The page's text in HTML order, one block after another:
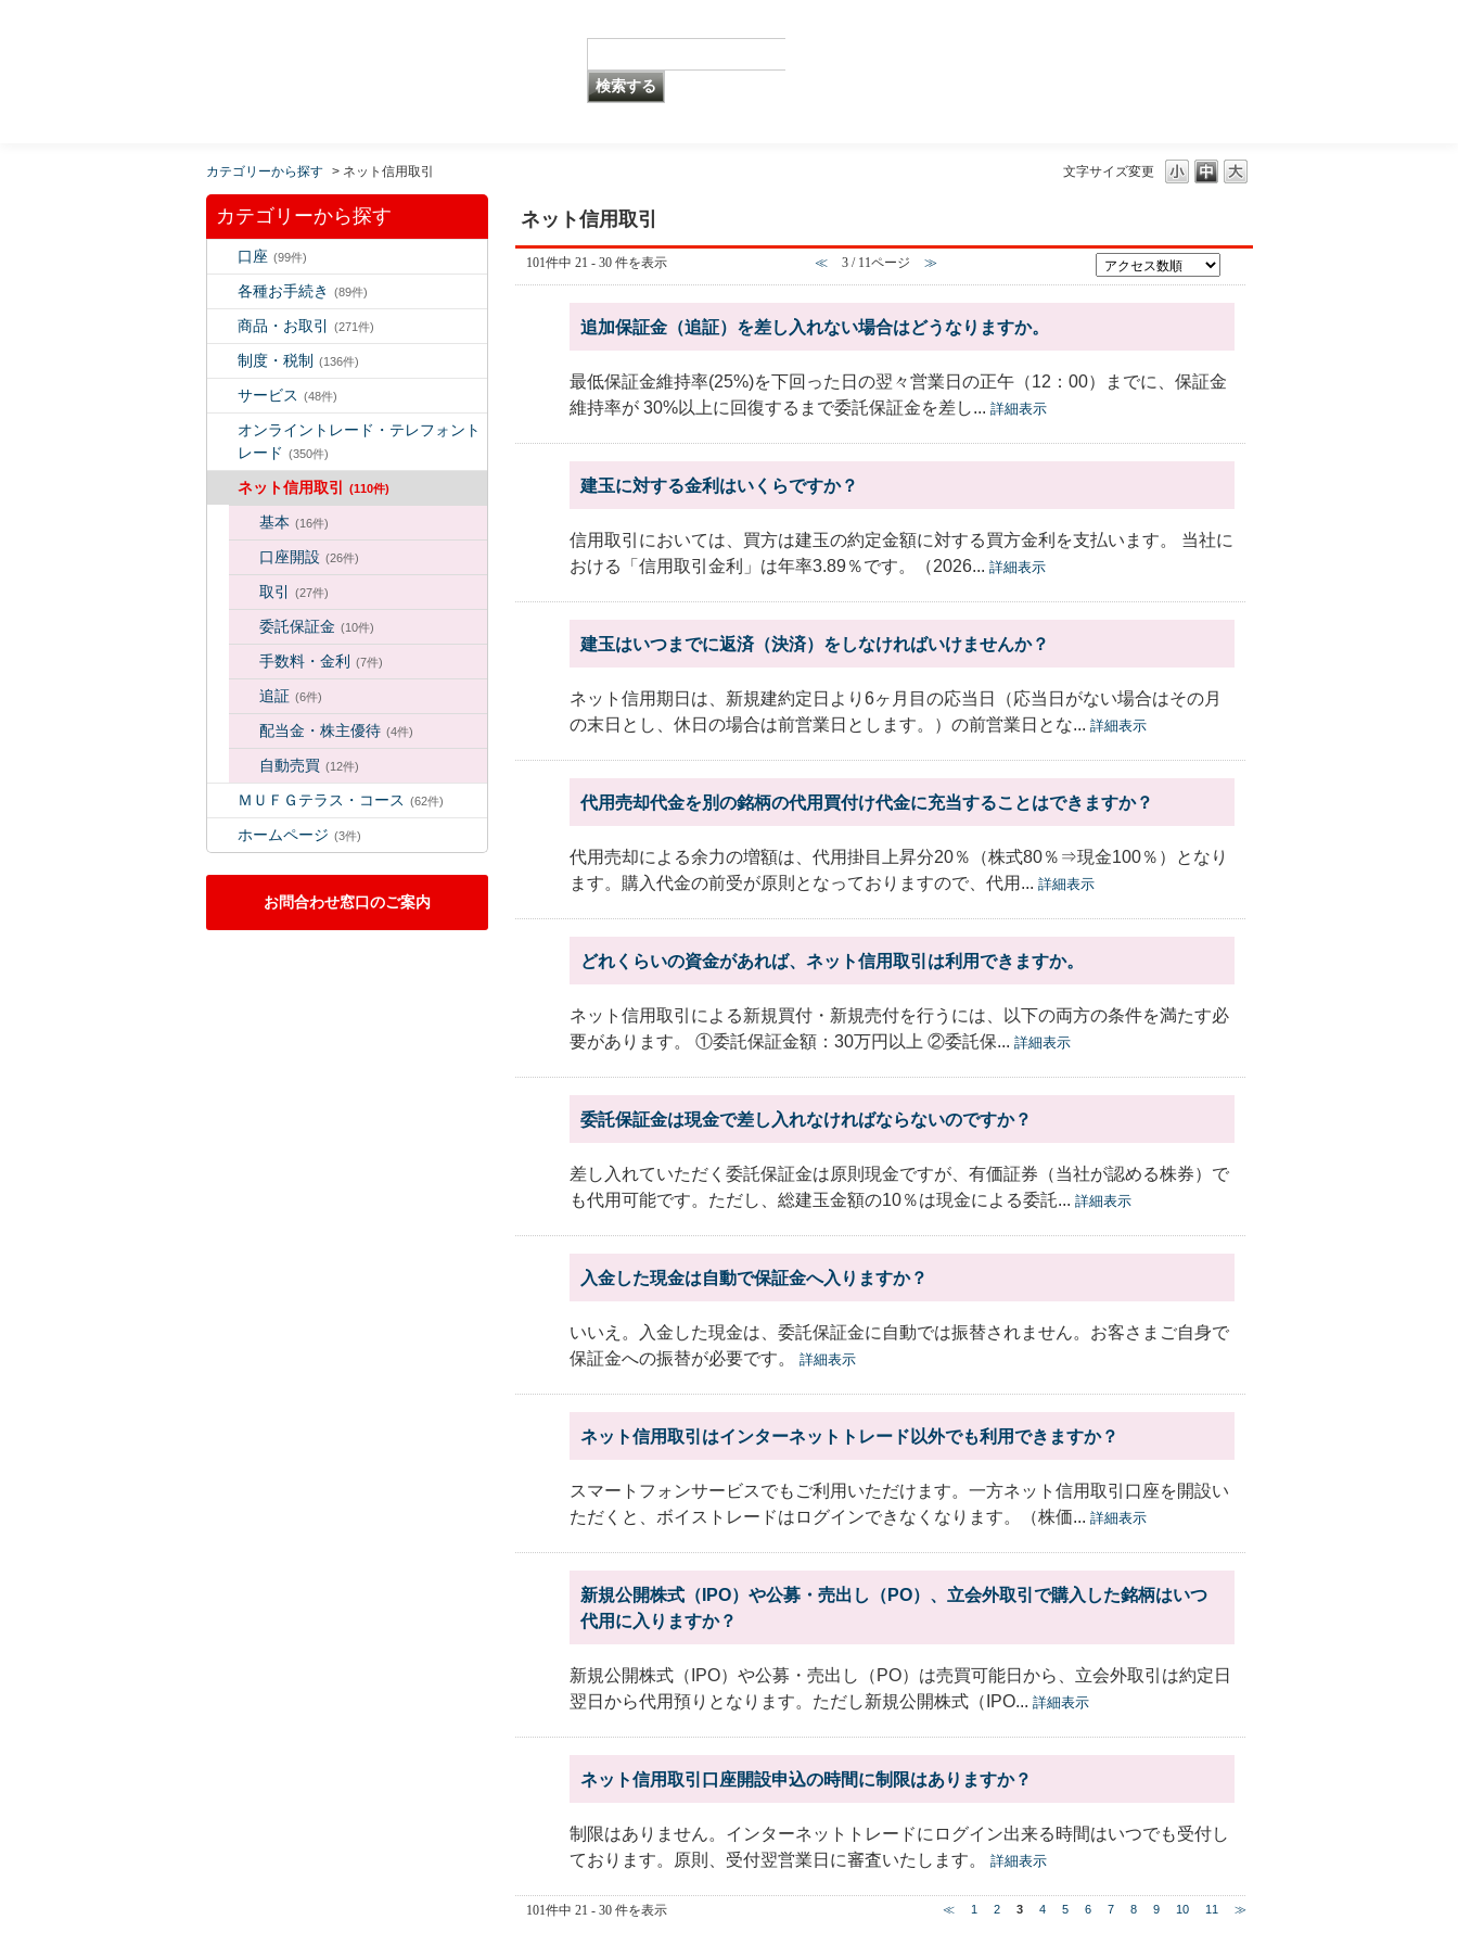
文字サイズ変更
カテゴリーから探す > ネット信用取引
カテゴリーから探す
口座 (99件)
各種お手続き (89件)
商品・お取引 (271件)
制度・税制 (136件)
サービス (48件)
オンライントレード・テレフォント
レード (350件)
ネット信用取引 (110件)
基本 (16件)
口座開設 (26件)
取引 (27件)
委託保証金 (10件)
手数料・金利 (7件)
追証 (6件)
配当金・株主優待 (4件)
自動売買 (12件)
ＭＵＦＧテラス・コース (62件)
ホームページ (3件)
お問合わせ窓口のご案内
ネット信用取引
101件中 21 - 30 件を表示 ≪ 3 / 11ページ ≫
追加保証金（追証）を差し入れない場合はどうなりますか。
最低保証金維持率(25%)を下回った日の翌々営業日の正午（12：00）までに、保証金
維持率が 30%以上に回復するまで委託保証金を差し... 詳細表示
建玉に対する金利はいくらですか？
信用取引においては、買方は建玉の約定金額に対する買方金利を支払います。 当社に
おける「信用取引金利」は年率3.89％です。（2026... 詳細表示
建玉はいつまでに返済（決済）をしなければいけませんか？
ネット信用期日は、新規建約定日より6ヶ月目の応当日（応当日がない場合はその月
の末日とし、休日の場合は前営業日とします。）の前営業日とな... 詳細表示
代用売却代金を別の銘柄の代用買付け代金に充当することはできますか？
代用売却による余力の増額は、代用掛目上昇分20％（株式80％⇒現金100％）となり
ます。購入代金の前受が原則となっておりますので、代用... 詳細表示
どれくらいの資金があれば、ネット信用取引は利用できますか。
ネット信用取引による新規買付・新規売付を行うには、以下の両方の条件を満たす必
要があります。 ①委託保証金額：30万円以上 ②委託保... 詳細表示
委託保証金は現金で差し入れなければならないのですか？
差し入れていただく委託保証金は原則現金ですが、有価証券（当社が認める株券）で
も代用可能です。ただし、総建玉金額の10％は現金による委託... 詳細表示
入金した現金は自動で保証金へ入りますか？
いいえ。入金した現金は、委託保証金に自動では振替されません。お客さまご自身で
保証金への振替が必要です。
詳細表示
ネット信用取引はインターネットトレード以外でも利用できますか？
スマートフォンサービスでもご利用いただけます。一方ネット信用取引口座を開設い
ただくと、ボイストレードはログインできなくなります。（株価... 詳細表示
新規公開株式（IPO）や公募・売出し（PO）、立会外取引で購入した銘柄はいつ
代用に入りますか？
新規公開株式（IPO）や公募・売出し（PO）は売買可能日から、立会外取引は約定日
翌日から代用預りとなります。ただし新規公開株式（IPO... 詳細表示
ネット信用取引口座開設申込の時間に制限はありますか？
制限はありません。インターネットトレードにログイン出来る時間はいつでも受付し
ております。原則、受付翌営業日に審査いたします。
詳細表示
101件中 21 - 30 件を表示 ≪ 1 2 3 4 5 6 7 8 9 10 11 ≫